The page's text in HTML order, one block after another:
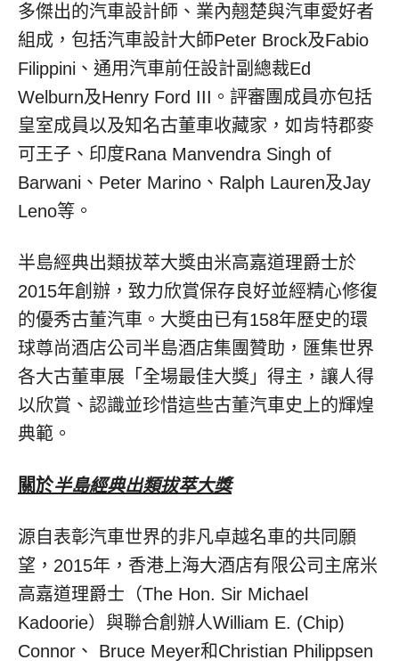
多傑出的汽車設計師、業內翹楚與汽車愛好者
組成，包括汽車設計大師Peter Brock及Fabio
Filippini、通用汽車前任設計副總裁Ed
Welburn及Henry Ford III。評審團成員亦包括
皇室成員以及知名古董車收藏家，如肯特郡麥
可王子、印度Rana Manvendra Singh of
Barwani、Peter Marino、Ralph Lauren及Jay
Leno等。
半島經典出類拔萃大獎由米高嘉道理爵士於
2015年創辦，致力欣賞保存良好並經精心修復
的優秀古董汽車。大奬由已有158年歷史的環
球尊尚酒店公司半島酒店集團贊助，匯集世界
各大古董車展「全場最佳大獎」得主，讓人得
以欣賞、認識並珍惜這些古董汽車史上的輝煌
典範。
關於半島經典出類拔萃大獎
源自表彰汽車世界的非凡卓越名車的共同願
望，2015年，香港上海大酒店有限公司主席米
高嘉道理爵士（The Hon. Sir Michael
Kadoorie）與聯合創辦人William E. (Chip)
Connor、 Bruce Meyer和Christian Philippsen